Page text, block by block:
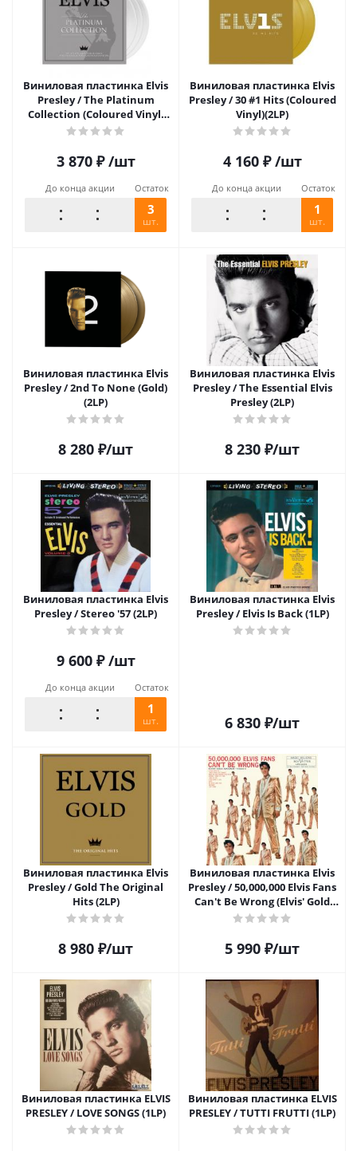
Виниловая пластинка Elvis
Presley / The Platinum
Collection (Coloured Vinyl)
(3LP)
3 870₽ /шт
До конца акции Остаток
3
шт.
Виниловая пластинка Elvis
Presley / 30 #1 Hits (Coloured
Vinyl)(2LP)
4 160₽ /шт
До конца акции Остаток
1
шт.
Виниловая пластинка Elvis
Presley / 2nd To None (Gold)
(2LP)
8 280 ₽/шт
Виниловая пластинка Elvis
Presley / The Essential Elvis
Presley (2LP)
8 230 ₽/шт
Виниловая пластинка Elvis
Presley / Stereo '57 (2LP)
9 600₽ /шт
До конца акции Остаток
1
шт.
Виниловая пластинка Elvis
Presley / Elvis Is Back (1LP)
6 830 ₽/шт
Виниловая пластинка Elvis
Presley / Gold The Original
Hits (2LP)
8 980 ₽/шт
Виниловая пластинка Elvis
Presley / 50,000,000 Elvis Fans
Can't Be Wrong (Elvis' Gold
Records - Volume 2)(LP)
5 990 ₽/шт
Виниловая пластинка ELVIS
PRESLEY / LOVE SONGS (1LP)
Виниловая пластинка ELVIS
PRESLEY / TUTTI FRUTTI (1LP)